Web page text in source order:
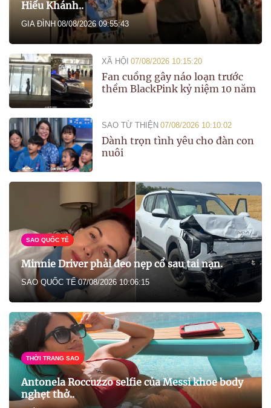
Hiểu Khánh..
GIA ĐÌNH 08/08/2026 09:55:43
XÃ HỘI 07/08/2026 10:15:20
Fan cuồng gây náo loạn trước
thềm BlackPink kỷ niệm 10 năm
SAO TỪ THIỆN 07/08/2026 10:10:02
Dành trọn tình yêu cho đàn con
nuôi
SAO QUỐC TẾ
Minnie Driver phải đeo nẹp cổ sau tai nạn.
SAO QUỐC TẾ 07/08/2026 10:06:15
THỜI TRANG SAO
Antonela Roccuzzo selfie của Messi khoe body
nghẹt thở..